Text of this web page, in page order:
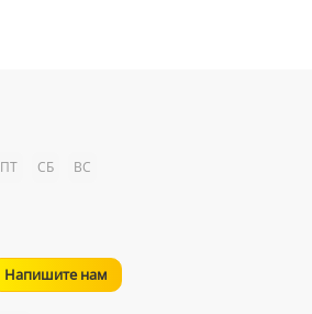
ПТ СБ ВС
Напишите нам